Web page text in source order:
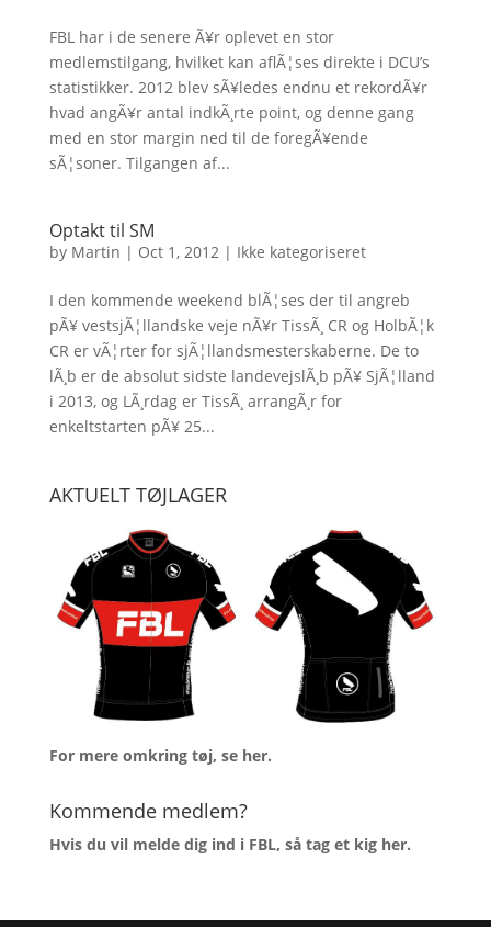
FBL har i de senere Ã¥r oplevet en stor
medlemstilgang, hvilket kan aflÃ¦ses direkte i DCU’s
statistikker. 2012 blev sÃ¥ledes endnu et rekordÃ¥r
hvad angÃ¥r antal indkÃ¸rte point, og denne gang
med en stor margin ned til de foregÃ¥ende
sÃ¦soner. Tilgangen af...
Optakt til SM
by Martin | Oct 1, 2012| Ikke kategoriseret
I den kommende weekend blÃ¦ses der til angreb
pÃ¥ vestsjÃ¦llandske veje nÃ¥r TissÃ¸ CR og HolbÃ¦k
CR er vÃ¦rter for sjÃ¦llandsmesterskaberne. De to
lÃ¸b er de absolut sidste landevejslÃ¸b pÃ¥ SjÃ¦lland
i 2013, og LÃ¸rdag er TissÃ¸ arrangÃ¸r for
enkeltstarten pÃ¥ 25...
AKTUELT TØJLAGER
For mere omkring tøj, se her.
Kommende medlem?
Hvis du vil melde dig ind i FBL, så tag et kig her.